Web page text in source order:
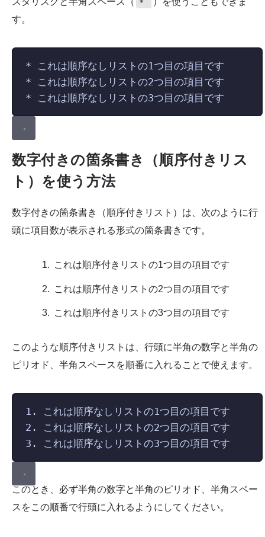
*
す。
* これは順序なしリストの1つ目の項目です
* これは順序なしリストの2つ目の項目です
* これは順序なしリストの3つ目の項目です
数字付きの箇条書き（順序付きリス
ト）を使う方法
数字付きの箇条書き（順序付きリスト）は、次のように行
頭に項目数が表示される形式の箇条書きです。
これは順序付きリストの1つ目の項目です
これは順序付きリストの2つ目の項目です
これは順序付きリストの3つ目の項目です
このような順序付きリストは、行頭に半角の数字と半角の
ピリオド、半角スペースを順番に入れることで使えます。
1.
これは順序なしリストの1つ目の項目です
2.
これは順序なしリストの2つ目の項目です
3.
これは順序なしリストの3つ目の項目です
このとき、必ず半角の数字と半角のピリオド、半角スペー
スをこの順番で行頭に入れるようにしてください。